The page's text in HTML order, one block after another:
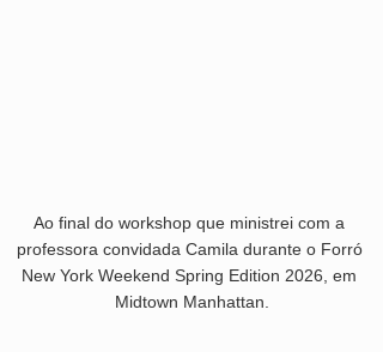
Ao final do workshop que ministrei com a
professora convidada Camila durante o Forró
New York Weekend Spring Edition 2026, em
Midtown Manhattan.